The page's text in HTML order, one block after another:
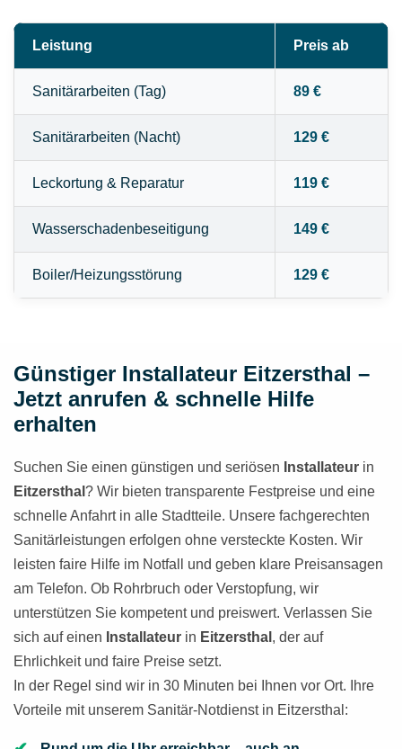
Leistung Preis ab
Sanitärarbeiten (Tag) 89 €
Sanitärarbeiten (Nacht) 129 €
Leckortung & Reparatur 119 €
Wasserschadenbeseitigung 149 €
Boiler/Heizungsstörung 129 €
Günstiger Installateur Eitzersthal –
Jetzt anrufen & schnelle Hilfe
erhalten
Suchen Sie einen günstigen und seriösen Installateur in
Eitzersthal ? Wir bieten transparente Festpreise und eine
schnelle Anfahrt in alle Stadtteile. Unsere fachgerechten
Sanitärleistungen erfolgen ohne versteckte Kosten. Wir
leisten faire Hilfe im Notfall und geben klare Preisansagen
am Telefon. Ob Rohrbruch oder Verstopfung, wir
unterstützen Sie kompetent und preiswert. Verlassen Sie
sich auf einen Installateur in Eitzersthal , der auf
Ehrlichkeit und faire Preise setzt.
In der Regel sind wir in 30 Minuten bei Ihnen vor Ort. Ihre
Vorteile mit unserem Sanitär-Notdienst in Eitzersthal: